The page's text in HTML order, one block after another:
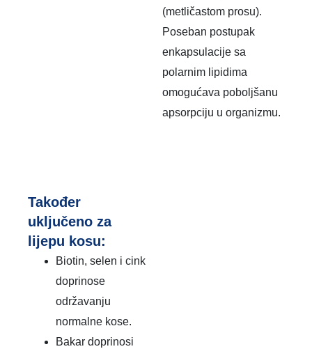
(metličastom prosu).
Poseban postupak
enkapsulacije sa
polarnim lipidima
omogućava poboljšanu
apsorpciju u organizmu.
Također
uključeno za
lijepu kosu:
Biotin, selen i cink
doprinose
održavanju
normalne kose.
Bakar doprinosi